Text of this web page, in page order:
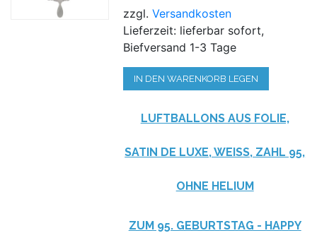
zzgl.Versandkosten
Lieferzeit: lieferbar sofort,
Biefversand 1-3 Tage
IN DEN WARENKORB LEGEN
LUFTBALLONS AUS FOLIE,
SATIN DE LUXE, WEISS, ZAHL 95, O
HNE HELIUM
ZUM 95. GEBURTSTAG - HAPPY